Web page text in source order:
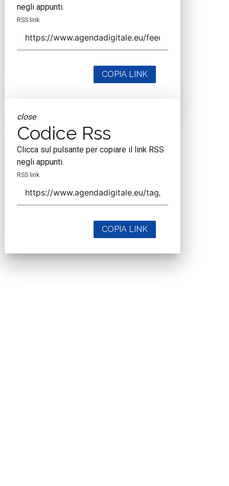
negli appunti.
RSS link
COPIA LINK
close
Codice Rss
Clicca sul pulsante per copiare il link RSS
negli appunti.
RSS link
COPIA LINK